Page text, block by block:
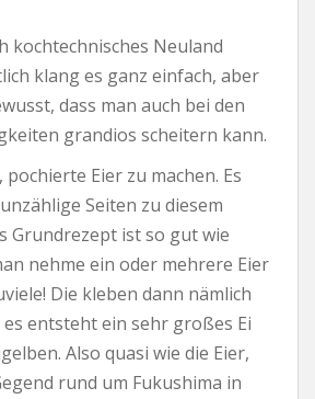
kochtechnisches Neuland
klang es ganz einfach, aber
dass man auch bei den
grandios scheitern kann.
pochierte Eier zu machen. Es
Seiten zu diesem
Grundrezept ist so gut wie
nehme ein oder mehrere Eier
Die kleben dann nämlich
entsteht ein sehr großes Ei
Also quasi wie die Eier,
rund um Fukushima in